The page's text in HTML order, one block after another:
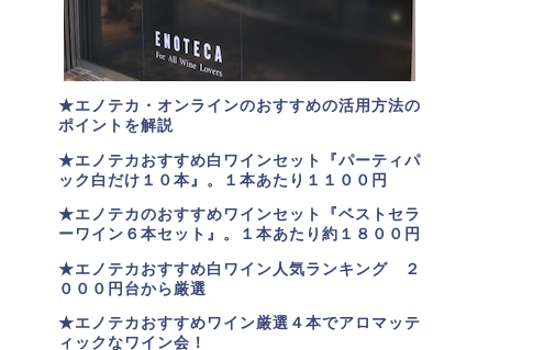
★エノテカ・オンラインのおすすめの活用方法の
ポイントを解説
★エノテカおすすめ白ワインセット『パーティパ
ック白だけ１０本』。１本あたり１１００円
★エノテカのおすすめワインセット『ベストセラ
ーワイン６本セット』。
１本あたり約１８００円
★エノテカおすすめ白ワイン人気ランキング ２
０００円台から厳選
★エノテカおすすめワイン厳選４本でアロマッテ
ィックなワイン会！